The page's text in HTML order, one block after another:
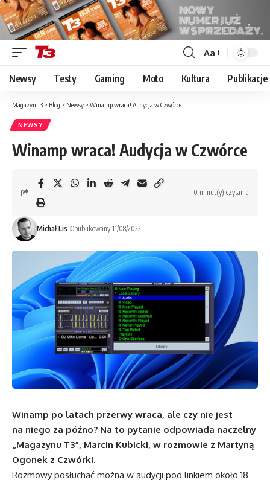
Font
Resizer
Aa
Newsy Testy Gaming Moto Kultura Publikacje
Magazyn T3 > Blog > Newsy > Winamp wraca! Audycja w Czwórce
NEWSY
Winamp wraca! Audycja w Czwórce
Michał Lis Opublikowany 11/08/2022
0 minut(y) czytania
Winamp po latach przerwy wraca, ale czy nie jest
na niego za późno? Na to pytanie odpowiada naczelny
„Magazynu T3”, Marcin Kubicki, w rozmowie z Martyną
Ogonek z Czwórki.
Rozmowy posłuchać można w audycji pod linkiem około 18